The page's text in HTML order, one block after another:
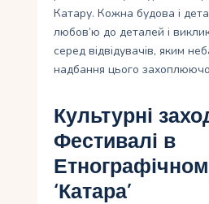
Катару. Кожна будова і
любов’ю до деталей і
серед відвідувачів, яким
надбання цього
Культурні
Фестивалі в
‘Катара’